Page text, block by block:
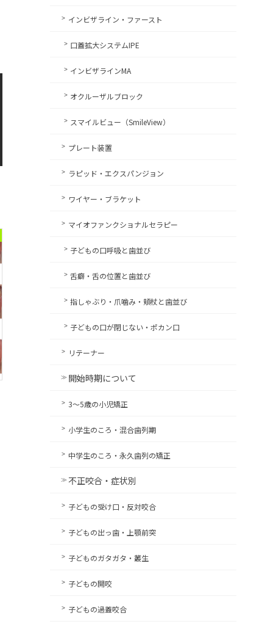
インビザライン・ファースト
口蓋拡大システムIPE
インビザラインMA
オクルーザルブロック
スマイルビュー（SmileView）
プレート装置
ラピッド・エクスパンジョン
ワイヤー・ブラケット
マイオファンクショナルセラピー
子どもの口呼吸と歯並び
舌癖・舌の位置と歯並び
指しゃぶり・爪噛み・頬杖と歯並び
子どもの口が閉じない・ポカン口
リテーナー
開始時期について
3〜5歳の小児矯正
小学生のころ・混合歯列期
中学生のころ・永久歯列の矯正
不正咬合・症状別
子どもの受け口・反対咬合
子どもの出っ歯・上顎前突
子どものガタガタ・叢生
子どもの開咬
子どもの過蓋咬合